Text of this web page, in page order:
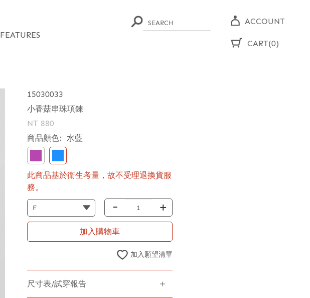
FEATURES
ACCOUNT
CART(0)
15030033
小香菇串珠項鍊
NT 880
商品顏色: 水藍
此商品基於衛生考量，故不受理退換貨服
務。
- +
加入購物車
加入願望清單
尺寸表/試穿報告